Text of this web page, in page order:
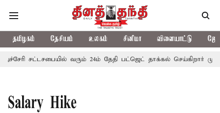
தமிழகம் தேசியம் உலகம் சினிமா விளையாட்டு
சட்டசபையில் வரும் 24ம் தேதி பட்ஜெட் தாக்கல் செய்கிறார்
Salary Hike